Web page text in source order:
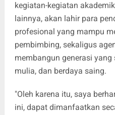
kegiatan-kegiatan
lainnya, akan lahir para
profesional yang mampu
pembimbing, sekaligus
membangun generasi
mulia, dan berdaya saing.
"Oleh karena itu, saya
ini, dapat dimanfaatkan